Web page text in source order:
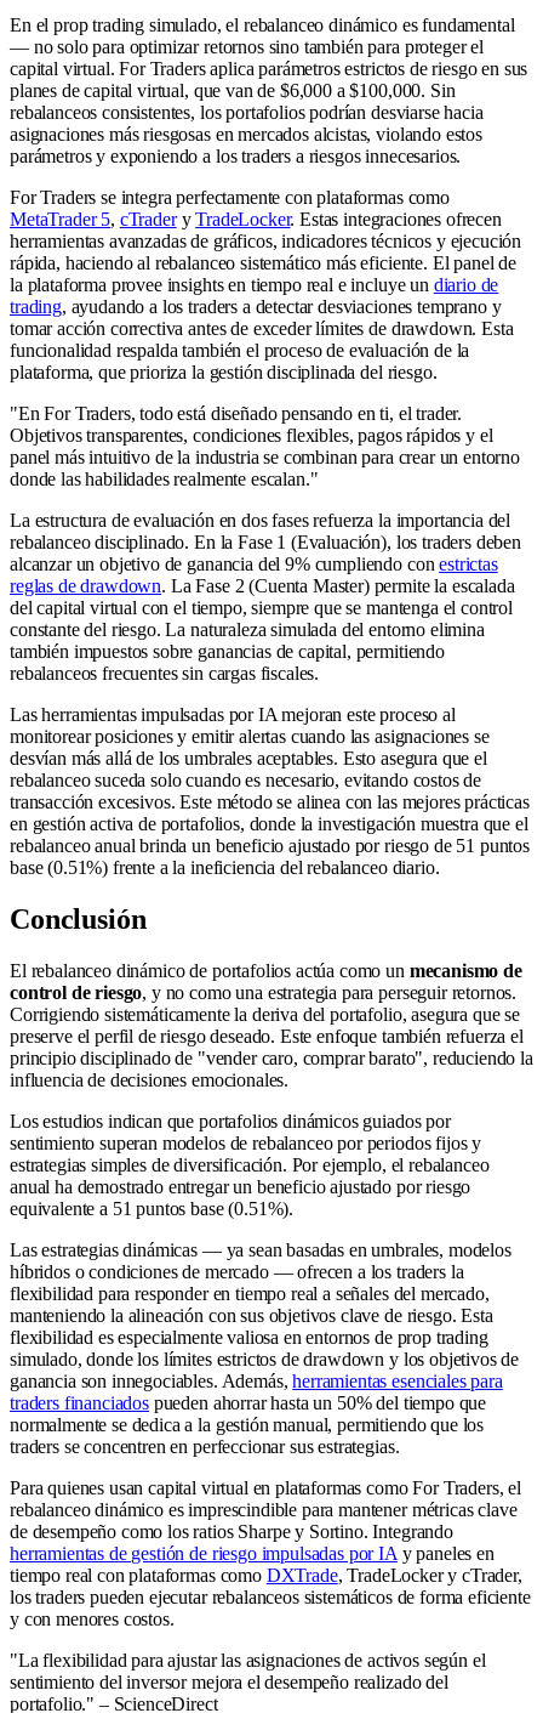
En el prop trading simulado, el rebalanceo dinámico es fundamental
— no solo para optimizar retornos sino también para proteger el
capital virtual. For Traders aplica parámetros estrictos de riesgo en sus
planes de capital virtual, que van de $6,000 a $100,000. Sin
rebalanceos consistentes, los portafolios podrían desviarse hacia
asignaciones más riesgosas en mercados alcistas, violando estos
parámetros y exponiendo a los traders a riesgos innecesarios.
For Traders se integra perfectamente con plataformas como
MetaTrader 5, cTraderyTradeLocker. Estas integraciones ofrecen
herramientas avanzadas de gráficos, indicadores técnicos y ejecución
rápida, haciendo al rebalanceo sistemático más eficiente. El panel de
la plataforma provee insights en tiempo real e incluye un diario de
trading, ayudando a los traders a detectar desviaciones temprano y
tomar acción correctiva antes de exceder límites de drawdown. Esta
funcionalidad respalda también el proceso de evaluación de la
plataforma, que prioriza la gestión disciplinada del riesgo.
"En For Traders, todo está diseñado pensando en ti, el trader.
Objetivos transparentes, condiciones flexibles, pagos rápidos y el
panel más intuitivo de la industria se combinan para crear un entorno
donde las habilidades realmente escalan."
La estructura de evaluación en dos fases refuerza la importancia del
rebalanceo disciplinado. En la Fase 1 (Evaluación), los traders deben
alcanzar un objetivo de ganancia del 9% cumpliendo conestrictas
reglas de drawdown. La Fase 2 (Cuenta Master) permite la escalada
del capital virtual con el tiempo, siempre que se mantenga el control
constante del riesgo. La naturaleza simulada del entorno elimina
también impuestos sobre ganancias de capital, permitiendo
rebalanceos frecuentes sin cargas fiscales.
Las herramientas impulsadas por IA mejoran este proceso al
monitorear posiciones y emitir alertas cuando las asignaciones se
desvían más allá de los umbrales aceptables. Esto asegura que el
rebalanceo suceda solo cuando es necesario, evitando costos de
transacción excesivos. Este método se alinea con las mejores prácticas
en gestión activa de portafolios, donde la investigación muestra que el
rebalanceo anual brinda un beneficio ajustado por riesgo de 51 puntos
base (0.51%) frente a la ineficiencia del rebalanceo diario.
Conclusión
El rebalanceo dinámico de portafolios actúa como un mecanismo de
control de riesgo, y no como una estrategia para perseguir retornos.
Corrigiendo sistemáticamente la deriva del portafolio, asegura que se
preserve el perfil de riesgo deseado. Este enfoque también refuerza el
principio disciplinado de "vender caro, comprar barato", reduciendo la
influencia de decisiones emocionales.
Los estudios indican que portafolios dinámicos guiados por
sentimiento superan modelos de rebalanceo por periodos fijos y
estrategias simples de diversificación. Por ejemplo, el rebalanceo
anual ha demostrado entregar un beneficio ajustado por riesgo
equivalente a 51 puntos base (0.51%).
Las estrategias dinámicas — ya sean basadas en umbrales, modelos
híbridos o condiciones de mercado — ofrecen a los traders la
flexibilidad para responder en tiempo real a señales del mercado,
manteniendo la alineación con sus objetivos clave de riesgo. Esta
flexibilidad es especialmente valiosa en entornos de prop trading
simulado, donde los límites estrictos de drawdown y los objetivos de
ganancia son innegociables. Además,herramientas esenciales para
traders financiadospueden ahorrar hasta un 50% del tiempo que
normalmente se dedica a la gestión manual, permitiendo que los
traders se concentren en perfeccionar sus estrategias.
Para quienes usan capital virtual en plataformas como For Traders, el
rebalanceo dinámico es imprescindible para mantener métricas clave
de desempeño como los ratios Sharpe y Sortino. Integrando
herramientas de gestión de riesgo impulsadas por IA y paneles en
tiempo real con plataformas como DXTrade, TradeLocker y cTrader,
los traders pueden ejecutar rebalanceos sistemáticos de forma eficiente
y con menores costos.
"La flexibilidad para ajustar las asignaciones de activos según el
sentimiento del inversor mejora el desempeño realizado del
portafolio." – ScienceDirect